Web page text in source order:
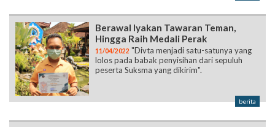
Berawal Iyakan Tawaran Teman,
Hingga Raih Medali Perak
11/04/2022 "Divta menjadi satu-satunya yang
lolos pada babak penyisihan dari sepuluh
peserta Suksma yang dikirim".
berita